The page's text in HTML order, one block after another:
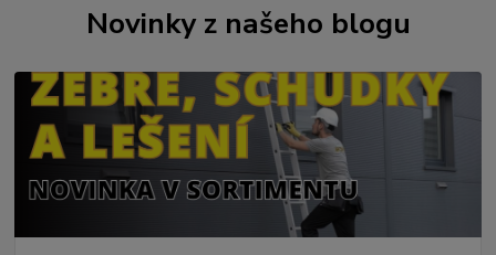
Novinky z našeho blogu